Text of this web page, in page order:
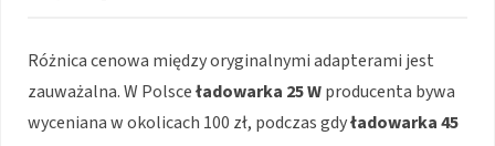
Różnica cenowa między oryginalnymi adapterami jest
zauważalna. W Polsceładowarka 25 Wproducenta bywa
wyceniana w okolicach 100 zł, podczas gdyładowarka 45